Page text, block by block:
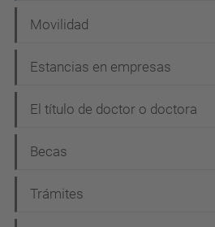
Movilidad
Estancias en empresas
El título de doctor o doctora
Becas
Trámites